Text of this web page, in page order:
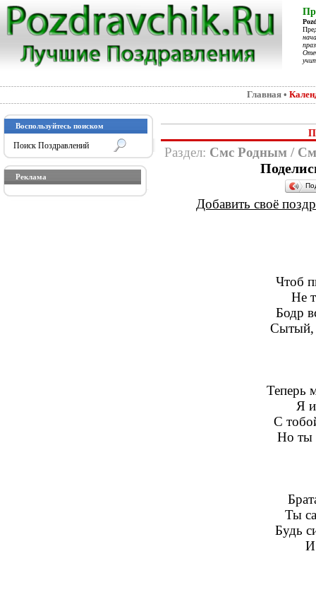
Главная •
Воспользуйтесь поиском
Реклама
Раздел: Смс Родным /
Добавить своё
Чтоб
Не
Бодр
Сытый,
Теперь
Я
С
Но ты
Ты
Будь
И